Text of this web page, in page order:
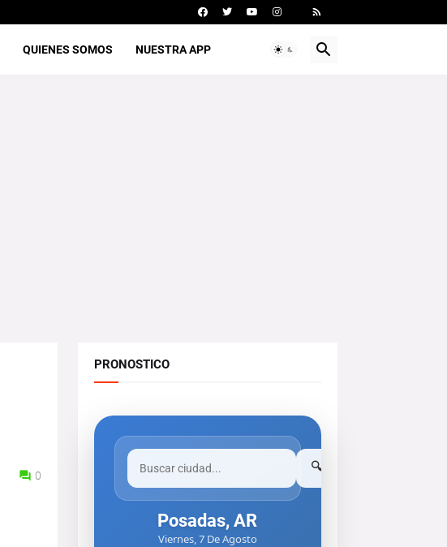
QUIENES SOMOS NUESTRA APP
0
PRONOSTICO
🔍
Posadas, AR
Viernes, 7 De Agosto